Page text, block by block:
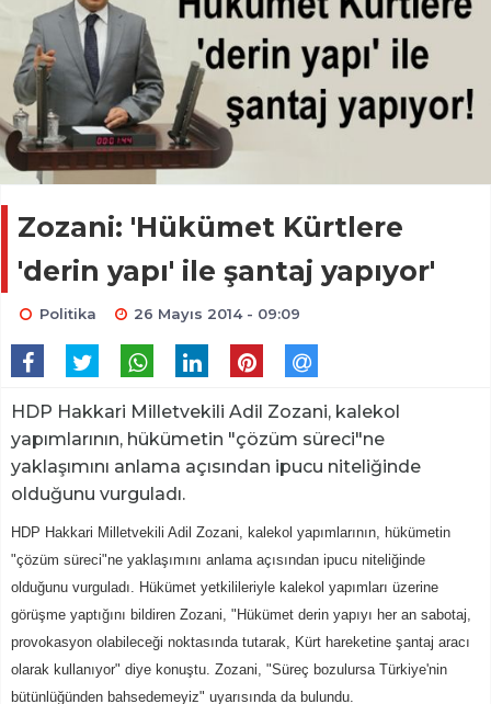
Zozani: 'Hükümet Kürtlere
'derin yapı' ile şantaj yapıyor'
Politika 26 Mayıs 2014 - 09:09
HDP Hakkari Milletvekili Adil Zozani, kalekol
yapımlarının, hükümetin "çözüm süreci"ne
yaklaşımını anlama açısından ipucu niteliğinde
olduğunu vurguladı.
HDP Hakkari Milletvekili Adil Zozani, kalekol yapımlarının, hükümetin
"çözüm süreci"ne yaklaşımını anlama açısından ipucu niteliğinde
olduğunu vurguladı. Hükümet yetkilileriyle kalekol yapımları üzerine
görüşme yaptığını bildiren Zozani, "Hükümet derin yapıyı her an sabotaj,
provokasyon olabileceği noktasında tutarak, Kürt hareketine şantaj aracı
olarak kullanıyor" diye konuştu. Zozani, "Süreç bozulursa Türkiye'nin
bütünlüğünden bahsedemeyiz" uyarısında da bulundu.